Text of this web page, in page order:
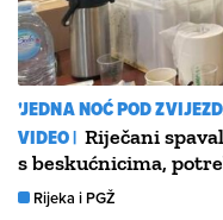
'JEDNA NOĆ POD
VIDEO | Riječani
s beskućnicima,
Rijeka i PGŽ